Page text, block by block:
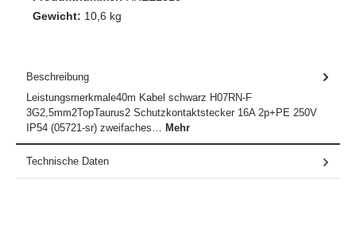
Gewicht: 10,6 kg
Beschreibung
Leistungsmerkmale40m Kabel schwarz H07RN-F
3G2,5mm2TopTaurus2 Schutzkontaktstecker 16A 2p+PE 250V
IP54 (05721-sr) zweifaches… Mehr
Technische Daten